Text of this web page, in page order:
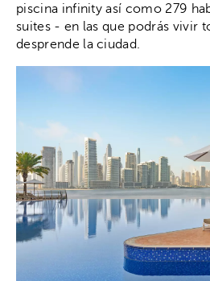
piscina infinity así como 279
suites - en las que podrás vivir
desprende la ciudad.